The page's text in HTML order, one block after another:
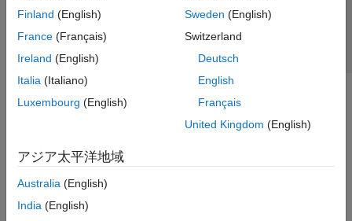
Finland (English)
France (Français)
Ireland (English)
Italia (Italiano)
Luxembourg (English)
Sweden (English)
Switzerland
Deutsch
English
Français
United Kingdom (English)
アジア太平洋地域
Australia (English)
India (English)